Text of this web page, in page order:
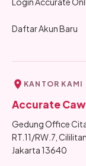
Daftar Akun Baru
KANTOR KAMI
Accurate
Gedung Office
RT.11/RW.7,
Jakarta 13640